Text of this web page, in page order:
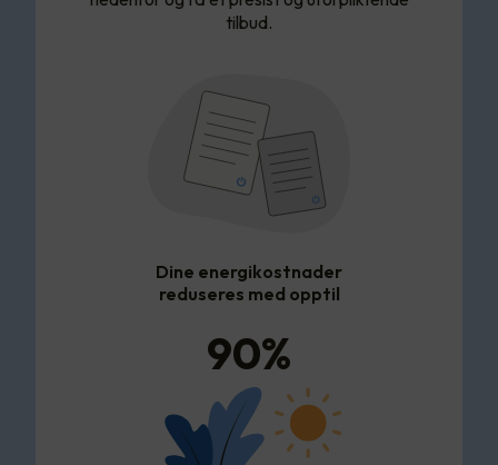
tilbud.
Dine energikostnader
reduseres med opptil
90%